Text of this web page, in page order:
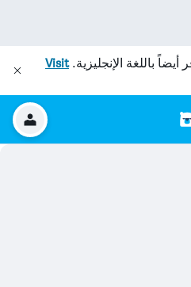
أيضاً باللغة الإنجليزية.Visit